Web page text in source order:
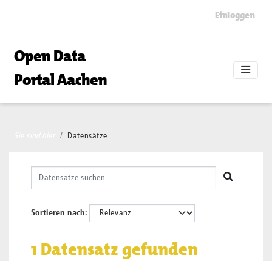
Einloggen
Open Data
Portal Aachen
Datensätze
Sortieren nach
1 Datensatz gefunden